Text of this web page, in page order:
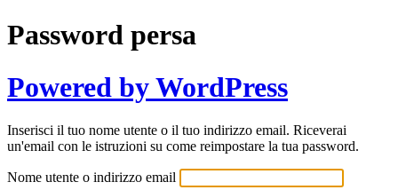
Password persa
Powered by WordPress
Inserisci il tuo nome utente o il tuo indirizzo email. Riceverai
un'email con le istruzioni su come reimpostare la tua password.
Nome utente o indirizzo email